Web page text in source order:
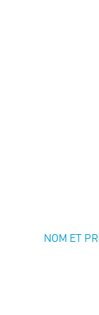
NOM ET